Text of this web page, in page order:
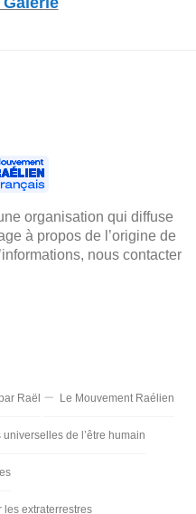
organisation qui diffuse
à propos de l’origine de
nous contacter
Raël Le Mouvement Raélien
universelles de l’être humain
les extraterrestres